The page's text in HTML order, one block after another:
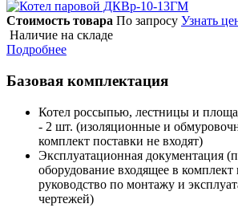
Стоимость товара По запросу Узнать
Наличие на складе
Подробнее
Базовая комплектация
Котел россыпью, лестницы и
- 2 шт. (изоляционные и
комплект поставки не входят)
Эксплуатационная документация
оборудование входящее в комплект
руководство по монтажу и
чертежей)